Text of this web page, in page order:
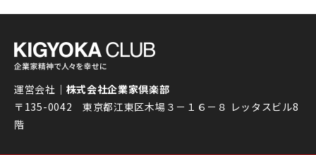
運営会社｜ 株式会社企業家倶楽部
〒135-0042 東京都江東区木場３－１６－８ レッタスビル8
階